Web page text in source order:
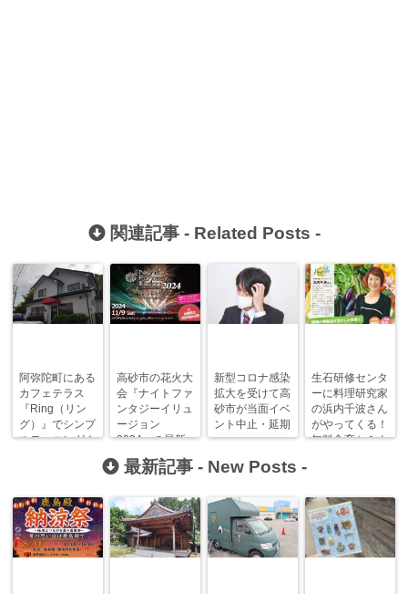
関連記事 - Related Posts -
阿弥陀町にある
カフェテラス
『Ring（リン
グ）』でシンプ
ルモーニング！
高砂市の花火大
会『ナイトファ
ンタジーイリュ
ージョン
2024』の最新
情報！【終了し
ました】
新型コロナ感染
拡大を受けて高
砂市が当面イベ
ント中止・延期
へ
生石研修センタ
ーに料理研究家
の浜内千波さん
がやってくる！
無料食育セミナ
最新記事 - New Posts -